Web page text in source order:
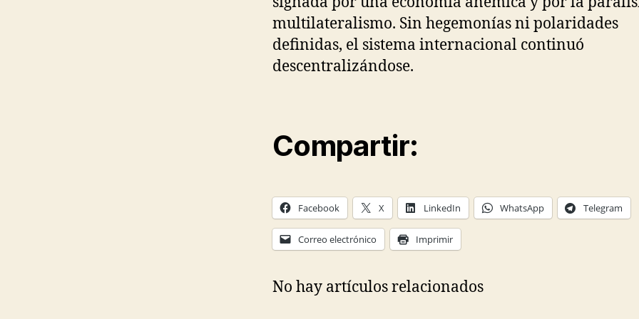
multilateralismo. Sin hegemonías ni polaridades
definidas, el sistema internacional continuó
descentralizándose.
Compartir:
Facebook X LinkedIn WhatsApp Telegram
Correo electrónico Imprimir
No hay artículos relacionados